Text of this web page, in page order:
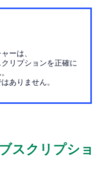
ーは、
リプションを正確に
ありません。
スクリプショ